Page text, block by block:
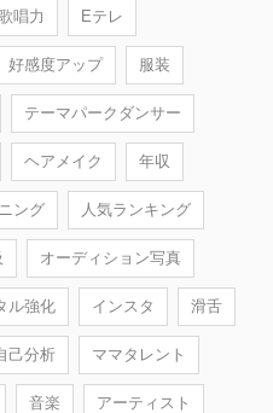
唱力 Eテレ
好感度アップ 服装
テーマパークダンサー
ヘアメイク 年収
ング 人気ランキング
オーディション写真
ル強化 インスタ 滑舌
己分析 ママタレント
音楽 アーティスト